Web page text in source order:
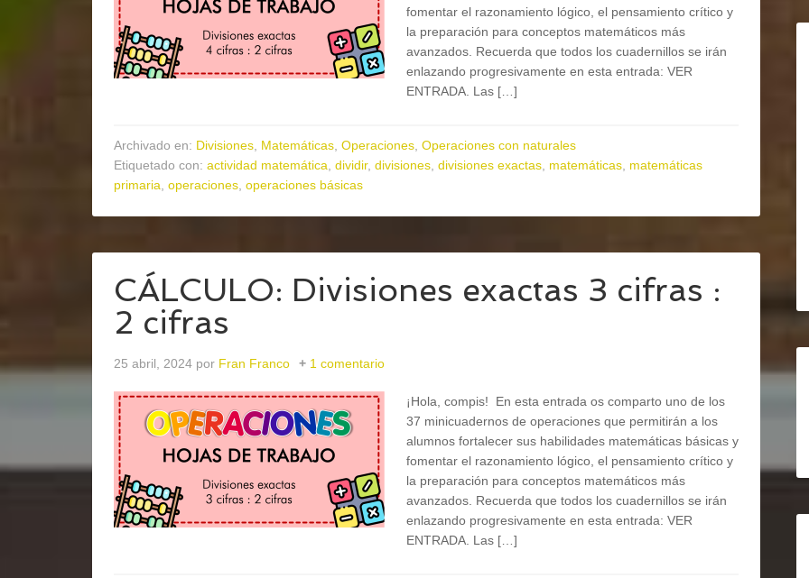
fomentar el razonamiento lógico, el pensamiento crítico y
la preparación para conceptos matemáticos más
avanzados. Recuerda que todos los cuadernillos se irán
enlazando progresivamente en esta entrada: VER
ENTRADA. Las […]
Archivado en: Divisiones Matemáticas Operaciones Operaciones con naturales
Etiquetado con: actividad matemática dividir, divisiones divisiones exactas matemáticas matemáticas
primaria operaciones operaciones básicas
CÁLCULO: Divisiones exactas 3 cifras :
2 cifras
25 abril, 2024 por Fran Franco 1 comentario
¡Hola, compis! En esta entrada os comparto uno de los
37 minicuadernos de operaciones que permitirán a los
alumnos fortalecer sus habilidades matemáticas básicas y
fomentar el razonamiento lógico, el pensamiento crítico y
la preparación para conceptos matemáticos más
avanzados. Recuerda que todos los cuadernillos se irán
enlazando progresivamente en esta entrada: VER
ENTRADA. Las […]